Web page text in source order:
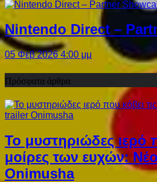
Nintendo Direct –
05 Φεβ 2026 4:00 μμ
Πρόσφατα άρθρα
Το μυστηριώδες ιερό
μοίρες των ευχών:
Onimusha